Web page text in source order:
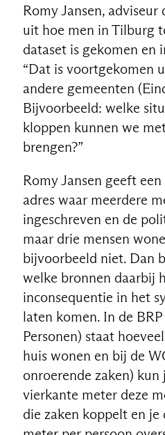
Romy Jansen,
uit hoe men in Tilburg
dataset is gekomen en
“Dat is voortgekomen
andere gemeenten
Bijvoorbeeld: welke
kloppen kunnen we
brengen?”
Romy Jansen geeft
adres waar meerdere
ingeschreven en de
maar drie mensen
bijvoorbeeld niet. Dan
welke bronnen daarbij
inconsequentie in het
laten komen. In de
Personen) staat
huis wonen en bij de
onroerende zaken) kun
vierkante meter deze
die zaken koppelt en